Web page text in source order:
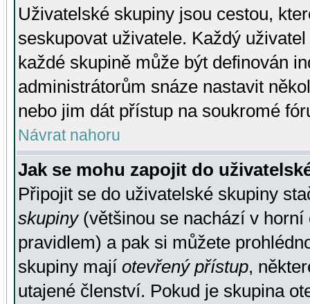
Uživatelské skupiny jsou cestou,
seskupovat uživatele. Každý
každé skupině může být definován
administrátorům snáze nastavit
nebo jim dát přístup na soukromé
Návrat nahoru
Jak se mohu zapojit do
Připojit se do uživatelské skupiny
skupiny(většinou se nachází v horní
pravidlem) a pak si můžete
skupiny mají otevřený přístup,
utajené členství. Pokud je skupina